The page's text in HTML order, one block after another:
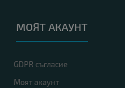
МОЯТ АКАУНТ
GDPR съгласие
Моят акаунт